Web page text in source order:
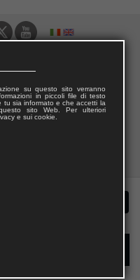
su questo sito verranno
in piccoli file di testo
tu sia informato e che accetti la
sito Web. Per ulteriori
e sui cookie.